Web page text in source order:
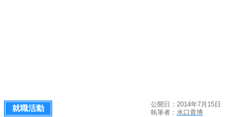
就職活動
公開日：2014年7月15日
執筆者： 水口貴博